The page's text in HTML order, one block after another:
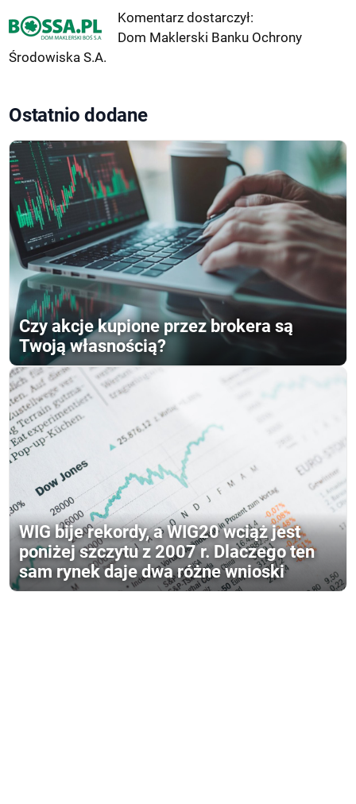
Komentarz dostarczył:
Dom Maklerski Banku Ochrony
Środowiska S.A.
Ostatnio dodane
Czy akcje kupione przez brokera są
Twoją własnością?
WIG bije rekordy, a WIG20 wciąż jest
poniżej szczytu z 2007 r. Dlaczego ten
sam rynek daje dwa różne wnioski